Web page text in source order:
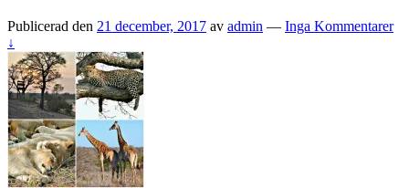
Publicerad den 21 december, 2017 av admin — Inga Kommentarer
↓